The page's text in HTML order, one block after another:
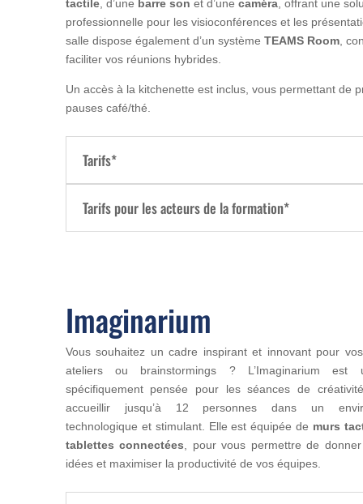
tactile, d’une barre son et d’une caméra, offrant une
professionnelle pour les visioconférences et les
salle dispose également d’un système TEAMS Room,
faciliter vos réunions hybrides.
Un accès à la kitchenette est inclus, vous permettant de
pauses café/thé.
Tarifs*
Tarifs pour les acteurs de la formation*
Imaginarium
Vous souhaitez un cadre inspirant et innovant pour
ateliers ou brainstormings ? L’Imaginarium est
spécifiquement pensée pour les séances de
accueillir jusqu’à 12 personnes dans un
technologique et stimulant. Elle est équipée de murs
tablettes connectées , pour vous permettre de
idées et maximiser la productivité de vos équipes.